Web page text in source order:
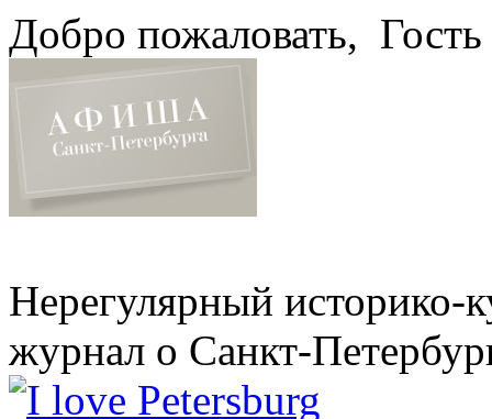
Добро пожаловать, Гость
Нерегулярный историко-
журнал о Санкт-